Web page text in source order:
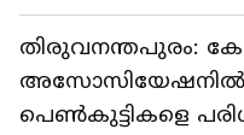
തിരുവനന്തപുരം:
അസോസിയേഷനിൽ
പെണ്‍കുട്ടികളെ